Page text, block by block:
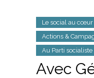
Le social au cœur
Actions &
Au Parti socialiste
Avec